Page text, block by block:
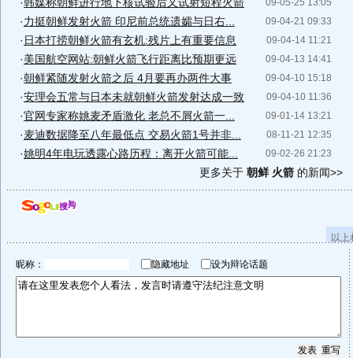
09-05-25 13:05
09-04-21 09:33
·力挺朝鲜发射火箭 印尼前总统遗孀与日右...
09-04-14 11:21
· 日本打捞朝鲜火箭有玄机:残片上有重要信息
09-04-13 14:41
·美国航空网站:朝鲜火箭飞行距离比预期更远
09-04-10 15:18
·朝鲜紧随发射火箭之后 4月要再办两件大事
09-04-10 11:36
·安理会五常与日本未就朝鲜火箭发射达成一致
09-01-14 13:21
·官网专家称姚麦矛盾激化 老总不屑火箭一...
08-11-21 12:35
·麦迪数据降至八年最低点 交易火箭1号并非...
09-02-26 21:23
·姚明4年电玩透露心路历程：离开火箭可能...
更多关于 朝鲜 火箭 的新闻>>
以
昵称： 隐藏地址 设为辩论话题